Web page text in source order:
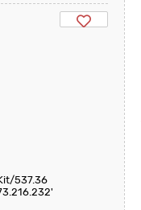
537.36